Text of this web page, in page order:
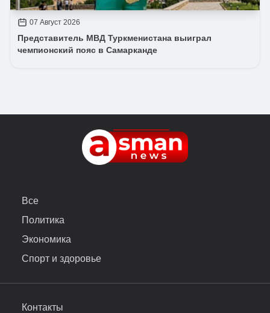
07 Август 2026
Представитель МВД Туркменистана выиграл
чемпионский пояс в Самарканде
Все
Политика
Экономика
Спорт и здоровье
Контакты